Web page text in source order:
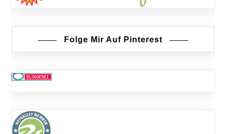
Folge Mir Auf Pinterest